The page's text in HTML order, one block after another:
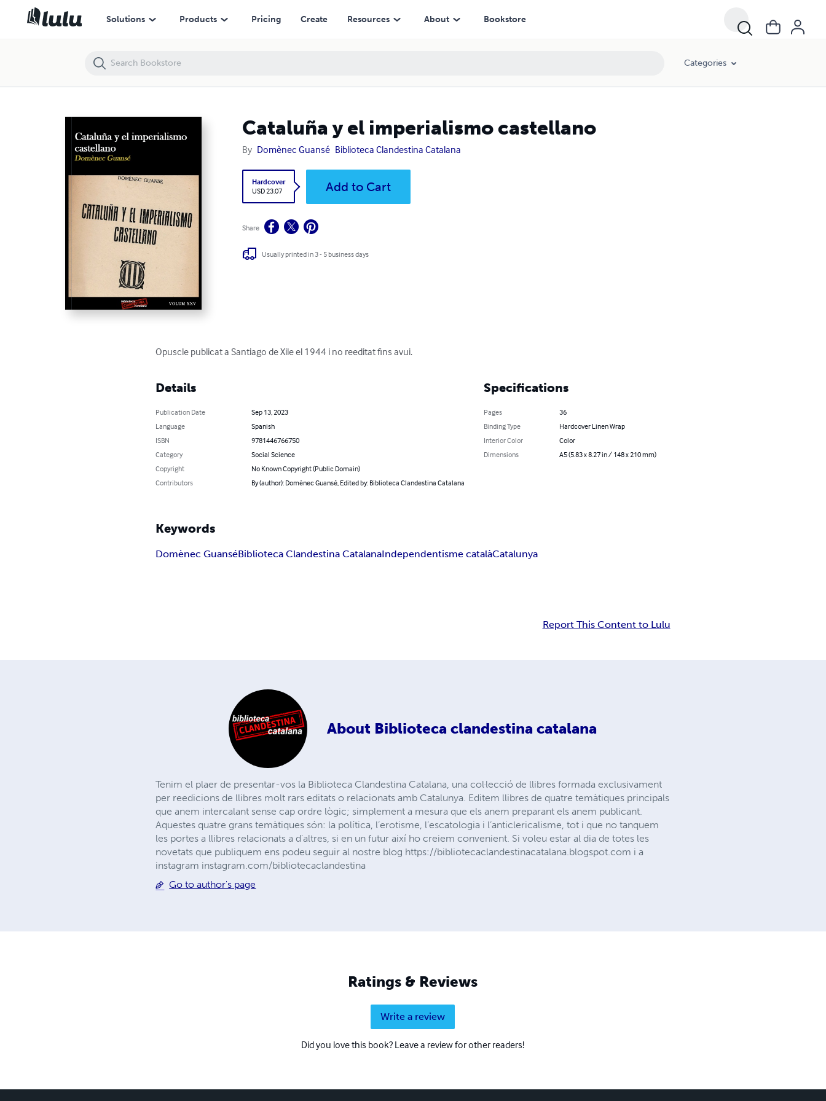
Solutions Products Pricing Create Resources About Bookstore
Categories
Cataluña y el imperialismo castellano
By Domènec Guansé Biblioteca Clandestina Catalana
Hardcover
USD 23.07
Add to Cart
Share
Usually printed in 3 - 5 business days
Opuscle publicat a Santiago de Xile el 1944 i no reeditat fins avui.
Details
Publication Date
Sep 13, 2023
Language
Spanish
ISBN
9781446766750
Category
Social Science
Copyright
No Known Copyright (Public Domain)
Contributors
By (author): Domènec Guansé, Edited by: Biblioteca Clandestina Catalana
Specifications
Pages
36
Binding Type
Hardcover Linen Wrap
Interior Color
Color
Dimensions
A5 (5.83 x 8.27 in / 148 x 210 mm)
Keywords
Domènec GuanséBiblioteca Clandestina CatalanaIndependentisme catalàCatalunya
Report This Content to Lulu
About Biblioteca clandestina catalana
Tenim el plaer de presentar-vos la Biblioteca Clandestina Catalana, una col·lecció de llibres formada exclusivament
per reedicions de llibres molt rars editats o relacionats amb Catalunya. Editem llibres de quatre temàtiques principals
que anem intercalant sense cap ordre lògic; simplement a mesura que els anem preparant els anem publicant.
Aquestes quatre grans temàtiques són: la política, l’erotisme, l’escatologia i l’anticlericalisme, tot i que no tanquem
les portes a llibres relacionats a d'altres, si en un futur així ho creiem convenient. Si voleu estar al dia de totes les
novetats que publiquem ens podeu seguir al nostre blog https://bibliotecaclandestinacatalana.blogspot.com i a
instagram instagram.com/bibliotecaclandestina
Go to author's page
Ratings & Reviews
Write a review
Did you love this book? Leave a review for other readers!
Cataluña y el imperialismo castellano